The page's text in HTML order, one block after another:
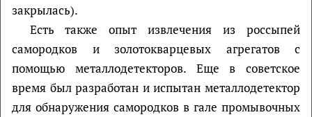
закрылась).
Есть также опыт извлечения из россыпей
самородков и золотокварцевых агрегатов с
помощью металлодетекторов. Еще в советское
время был разработан и испытан металлодетектор
для обнаружения самородков в гале промывочных